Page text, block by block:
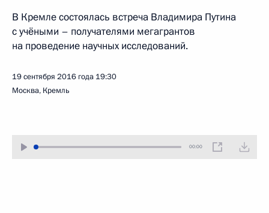
В Кремле состоялась встреча Владимира Путина
с учёными – получателями мегагрантов
на проведение научных исследований.
19 сентября 2016 года 19:30
Москва, Кремль
00:00